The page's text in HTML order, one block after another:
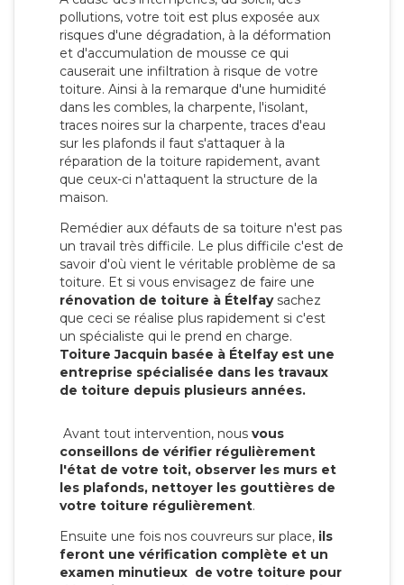
pollutions, votre toit est plus exposée aux
risques d'une dégradation, à la déformation
et d'accumulation de mousse ce qui
causerait une infiltration à risque de votre
toiture. Ainsi à la remarque d'une humidité
dans les combles, la charpente, l'isolant,
traces noires sur la charpente, traces d'eau
sur les plafonds il faut s'attaquer à la
réparation de la toiture rapidement, avant
que ceux-ci n'attaquent la structure de la
maison.
Remédier aux défauts de sa toiture n'est pas
un travail très difficile. Le plus difficile c'est de
savoir d'où vient le véritable problème de sa
toiture. Et si vous envisagez de faire une
rénovation de toiture à Ételfaysachez
que ceci se réalise plus rapidement si c'est
un spécialiste qui le prend en charge.
Toiture Jacquin basée à Ételfay est une
entreprise spécialisée dans les travaux
de toiture depuis plusieurs années.
Avant tout intervention, nous vous
conseillons de vérifier régulièrement
l'état de votre toit, observer les murs et
les plafonds, nettoyer les gouttières de
votre toiture régulièrement.
Ensuite une fois nos couvreurs sur place, ils
feront une vérification complète et un
examen minutieux de votre toiture pour